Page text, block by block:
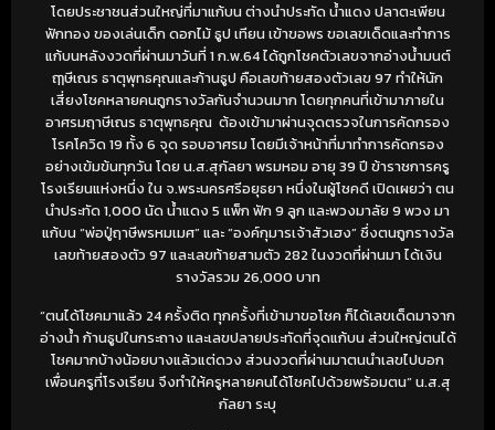
โดยประชาชนส่วนใหญ่ที่มาแก้บน ต่างนำประทัด น้ำแดง ปลาตะเพียน
ฟักทอง ของเล่นเด็ก ดอกไม้ ธูป เทียน เข้าขอพร ขอเลขเด็ดและทำการ
แก้บนหลังงวดที่ผ่านมาวันที่ 1 ก.พ.64 ได้ถูกโชคตัวเลขจากอ่างน้ำมนต์
ฤๅษีเณร ธาตุพุทธคุณและก้านธูป คือเลขท้ายสองตัวเลข 97 ทำให้นัก
เสี่ยงโชคหลายคนถูกรางวัลกันจำนวนมาก โดยทุกคนที่เข้ามาภายใน
อาศรมฤาษีเณร ธาตุพุทธคุณ ต้องเข้ามาผ่านจุดตรวจในการคัดกรอง
โรคโควิด 19 ทั้ง 6 จุด รอบอาศรม โดยมีเจ้าหน้าที่มาทำการคัดกรอง
อย่างเข้มข้นทุกวัน โดย น.ส.สุกัลยา พรมหอม อายุ 39 ปี ข้าราชการครู
โรงเรียนแห่งหนึ่ง ใน จ.พระนครศรีอยุธยา หนึ่งในผู้โชคดี เปิดเผยว่า ตน
นำประทัด 1,000 นัด น้ำแดง 5 แพ็ก ฟัก 9 ลูก และพวงมาลัย 9 พวง มา
แก้บน “พ่อปู่ฤาษีพรหมเมศ” และ “องค์กุมารเจ้าสัวเฮง” ซึ่งตนถูกรางวัล
เลขท้ายสองตัว 97 และเลขท้ายสามตัว 282 ในงวดที่ผ่านมา ได้เงิน
รางวัลรวม 26,000 บาท
“ตนได้โชคมาแล้ว 24 ครั้งติด ทุกครั้งที่เข้ามาขอโชค ก็ได้เลขเด็ดมาจาก
อ่างน้ำ ก้านธูปในกระถาง และเลขปลายประทัดที่จุดแก้บน ส่วนใหญ่ตนได้
โชคมากบ้างน้อยบางแล้วแต่ดวง ส่วนงวดที่ผ่านมาตนนำเลขไปบอก
เพื่อนครูที่โรงเรียน จึงทำให้ครูหลายคนได้โชคไปด้วยพร้อมตน” น.ส.สุ
กัลยา ระบุ